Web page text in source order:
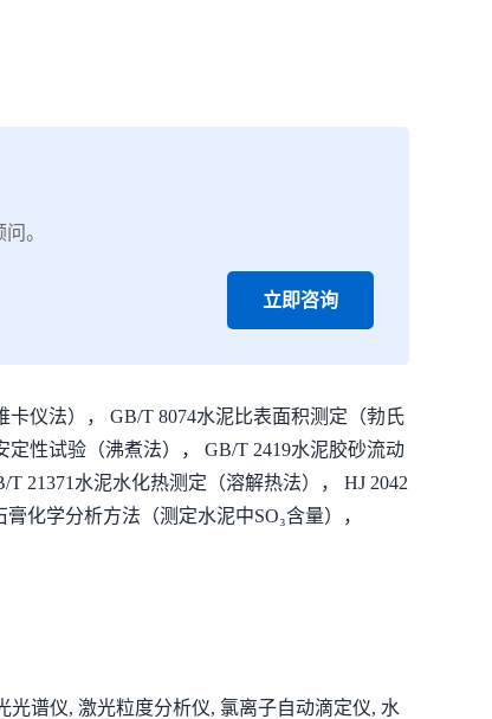
。
立即咨询
仪法）， GB/T 8074水泥比表面积测定（勃氏
性试验（沸煮法）， GB/T 2419水泥胶砂流动
21371水泥水化热测定（溶解热法）， HJ 2042
化学分析方法（测定水泥中SO₃含量），
谱仪, 激光粒度分析仪, 氯离子自动滴定仪, 水